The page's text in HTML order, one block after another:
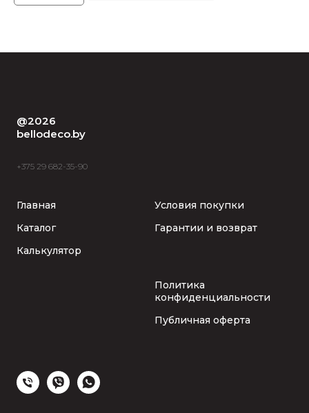
@2026
bellodeco.by
+375 29 682-35-90
Главная
Каталог
Калькулятор
Условия покупки
Гарантии и возврат
Политика
конфиденциальности
Публичная оферта